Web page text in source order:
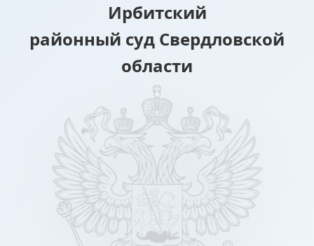
Ирбитский
районный суд Свердловской
области